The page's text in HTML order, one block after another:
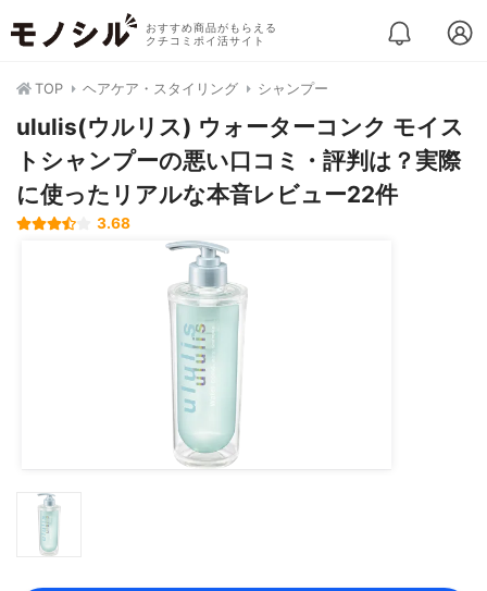
おすすめ商品がもらえる
クチコミポイ活サイト
TOP ヘアケア・スタイリング シャンプー
ululis(ウルリス) ウォーターコンク モイス
トシャンプーの悪い口コミ・評判は？実際
に使ったリアルな本音レビュー22件
3.68